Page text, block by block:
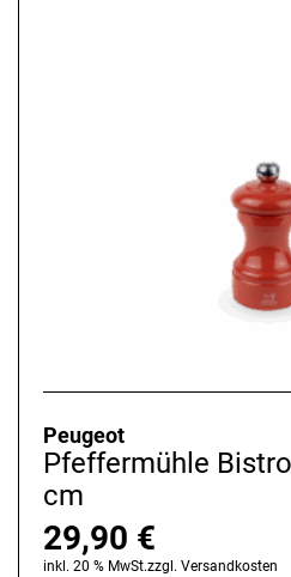
Peugeot
Pfeffermühle
cm
29,90 €
inkl. 20 % MwSt.zzgl. Versandkosten